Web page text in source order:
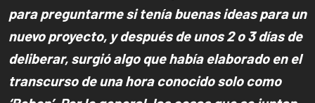
para preguntarme si tenía buenas ideas para un
nuevo proyecto, y después de unos 2 o 3 días de
deliberar, surgió algo que había elaborado en el
transcurso de una hora conocido solo como